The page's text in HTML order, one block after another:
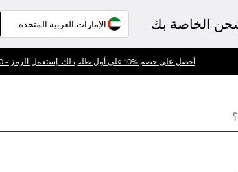
الخاصة بك
أحصل على خصم %10 على أول طلب لك. إستعمل الرمز - WELCOME10